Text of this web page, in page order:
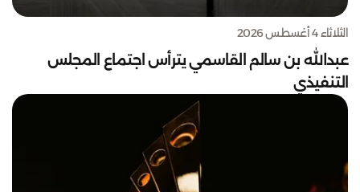
الثلاثاء 4 أغسطس 2026
عبدالله بن سالم القاسمي يترأس اجتماع المجلس
التنفيذي